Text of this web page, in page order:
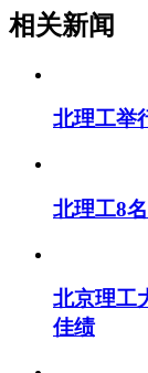
相关新闻
北理工举
北理工8
北京理工
佳绩